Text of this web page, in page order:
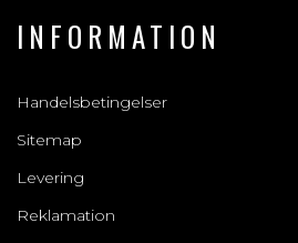
INFORMATION
Handelsbetingelser
Sitemap
Levering
Reklamation